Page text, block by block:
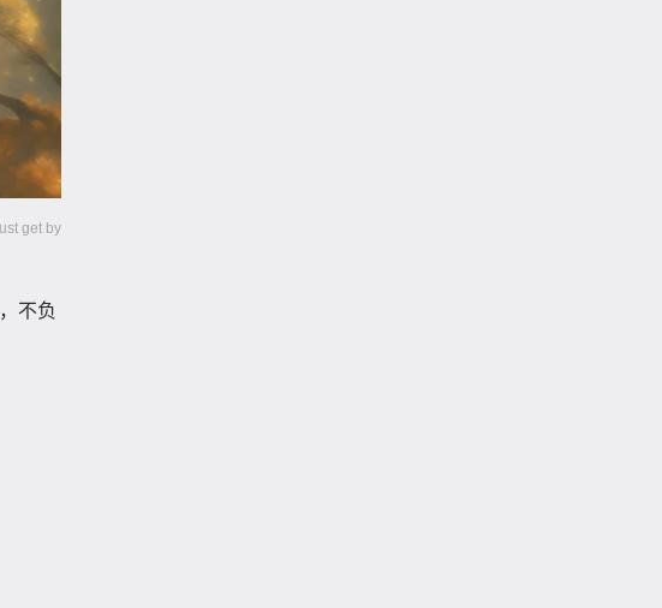
get by
不负